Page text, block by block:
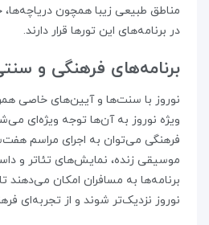
مناطق طبیعی زیبا همچون
در برنامه‌های این تورها قرار دارند.
برنامه‌های فرهنگی و
نوروز با سنت‌ها و آیین‌های خاصی
ویژه نوروز به آن‌ها توجه ویژه‌ای
فرهنگی می‌توان به اجرای مراسم
موسیقی زنده، نمایش‌های تئاتر و
برنامه‌ها به مسافران امکان می‌دهند
نوروز نزدیک‌تر شوند و از تجربه‌ای